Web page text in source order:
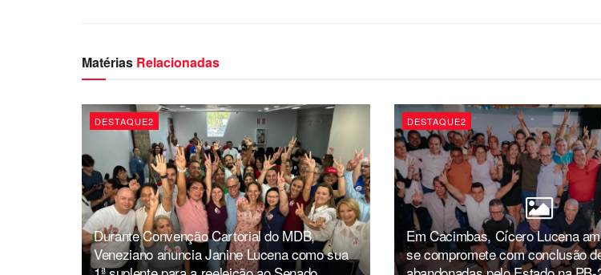
Matérias Relacionadas
DESTAQUE2
Durante Convenção Cartorial do MDB,
Veneziano anuncia Janine Lucena como sua
DESTAQUE2
Em Cacimbas, Cícero Lucena
se compromete com conclusão